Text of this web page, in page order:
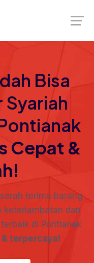
Bisa
Cepat &
terima barang
keterlambatan dan
di Pontianak
terpercaya!